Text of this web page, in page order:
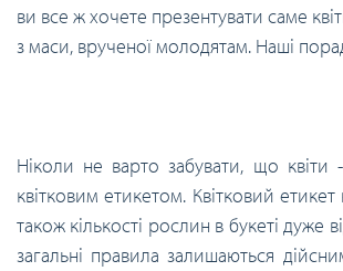
ви все ж хочете презентувати саме
з маси, врученої молодятам. Наші
Ніколи не варто забувати, що
квітковим етикетом. Квітковий
також кількості рослин в букеті дуже
загальні правила залишаються